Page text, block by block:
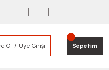
Ol Üye Girişi Sepetim